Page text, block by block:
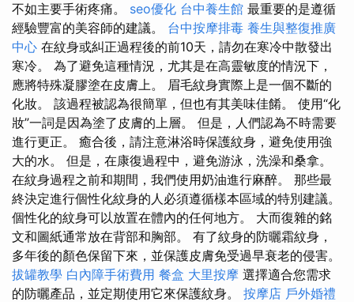
不如主要手術疼痛。 seo優化 台中養生館 最重要的是遵循
經驗豐富的美容師的建議。 台中按摩排毒 養生與整復推廣
中心 在紋身或糾正過程後的前10天，請勿在寒冷中散發出
寒冷。 為了避免這種情況，尤其是在高靈敏度的情況下，
應將特殊凝膠塗在皮膚上。 眉毛紋身實際上是一個不斷的
化妝。 該過程被認為很簡單，但也有其美味佳餚。 使用“化
妝”一詞是因為塗了皮膚的上層。 但是，人們認為不時需要
進行更正。 癒合後，請注意淋浴時保護紋身，避免使用強
大的水。 但是，在康復過程中，避免游泳，洗澡和桑拿。
在紋身過程之前和期間，我們使用奶油進行麻醉。 那些最
終決定進行個性化紋身的人必須遵循樣本區域的特別建議。
個性化的紋身可以放置在體內的任何地方。 大而復雜的銘
文和圖紙通常放在背部和胸部。 有了紋身的防曬霜紋身，
多年後的顏色保留下來，並保護皮膚免受過早衰老的侵害。
拔罐教學 白內障手術費用 餐盒 大里按摩 選擇適合您需求
的防曬產品，並定期使用它來保護紋身。 按摩店 戶外婚禮